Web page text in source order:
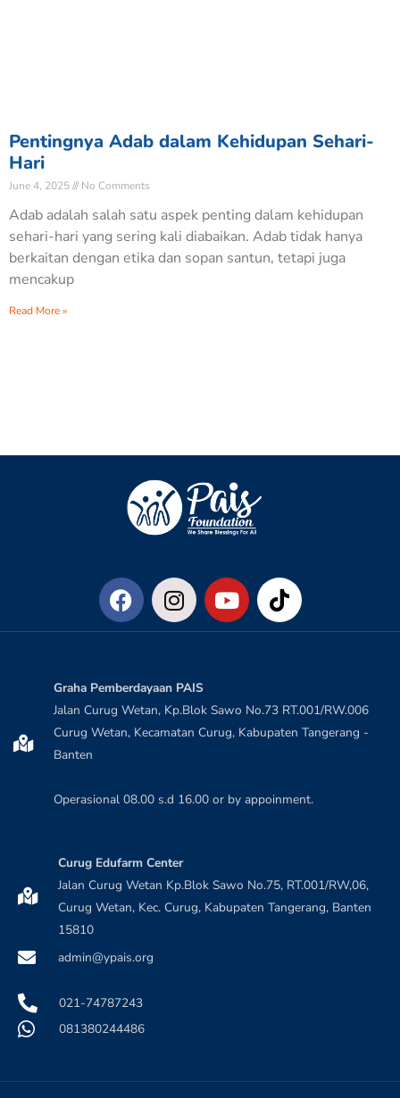
Pentingnya Adab dalam Kehidupan Sehari-
Hari
June 4, 2025 No Comments
Adab adalah salah satu aspek penting dalam kehidupan
sehari-hari yang sering kali diabaikan. Adab tidak hanya
berkaitan dengan etika dan sopan santun, tetapi juga
mencakup
Read More »
Graha Pemberdayaan PAIS
Jalan Curug Wetan, Kp.Blok Sawo No.73 RT.001/RW.006
Curug Wetan, Kecamatan Curug, Kabupaten Tangerang -
Banten
Operasional 08.00 s.d 16.00 or by appoinment.
Curug Edufarm Center
Jalan Curug Wetan Kp.Blok Sawo No.75, RT.001/RW,06,
Curug Wetan, Kec. Curug, Kabupaten Tangerang, Banten
15810
admin@ypais.org
021-74787243
081380244486